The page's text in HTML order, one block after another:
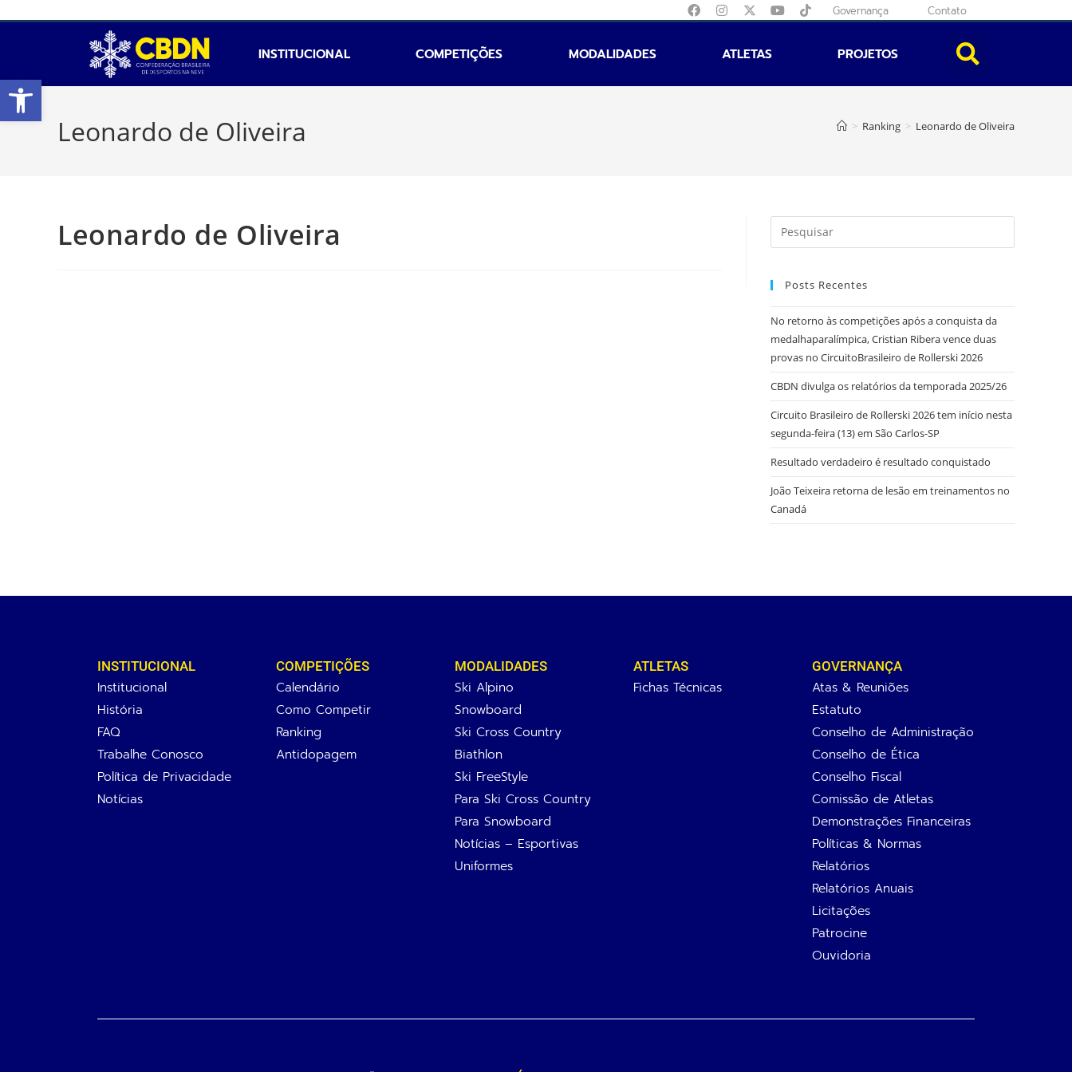
Abrir a barra de ferramentas
Governança Contato
INSTITUCIONAL COMPETIÇÕES MODALIDADES ATLETAS PROJETOS
Leonardo de Oliveira > Ranking > Leonardo de Oliveira
Leonardo de Oliveira
Posts Recentes
No retorno às competições após a conquista da
medalhaparalímpica, Cristian Ribera vence duas
provas no CircuitoBrasileiro de Rollerski 2026
CBDN divulga os relatórios da temporada 2025/26
Circuito Brasileiro de Rollerski 2026 tem início nesta
segunda-feira (13) em São Carlos-SP
Resultado verdadeiro é resultado conquistado
João Teixeira retorna de lesão em treinamentos no
Canadá
INSTITUCIONAL
Institucional
História
FAQ
Trabalhe Conosco
Política de Privacidade
Notícias
COMPETIÇÕES
Calendário
Como Competir
Ranking
Antidopagem
MODALIDADES
Ski Alpino
Snowboard
Ski Cross Country
Biathlon
Ski FreeStyle
Para Ski Cross Country
Para Snowboard
Notícias – Esportivas
Uniformes
ATLETAS
Fichas Técnicas
GOVERNANÇA
Atas & Reuniões
Estatuto
Conselho de Administração
Conselho de Ética
Conselho Fiscal
Comissão de Atletas
Demonstrações Financeiras
Políticas & Normas
Relatórios
Relatórios Anuais
Licitações
Patrocine
Ouvidoria